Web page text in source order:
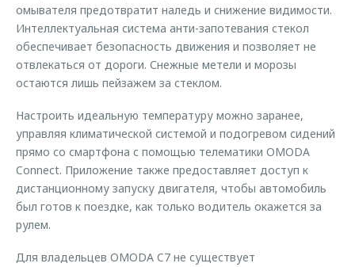
омывателя предотвратит наледь и снижение видимости.
Интеллектуальная система анти-запотевания стекол
обеспечивает безопасность движения и позволяет не
отвлекаться от дороги. Снежные метели и морозы
остаются лишь пейзажем за стеклом.
Настроить идеальную температуру можно заранее,
управляя климатической системой и подогревом сидений
прямо со смартфона с помощью телематики OMODA
Connect. Приложение также предоставляет доступ к
дистанционному запуску двигателя, чтобы автомобиль
был готов к поездке, как только водитель окажется за
рулем.
Для владельцев OMODA C7 не существует